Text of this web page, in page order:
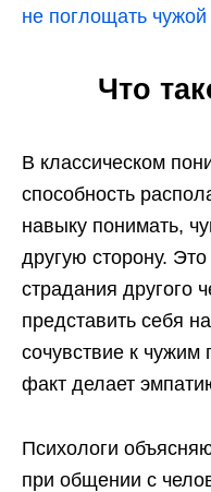
не поглощать чужой
Что
В классическом
способность
навыку понимать,
другую сторону.
страдания другого
представить себя
сочувствие к
факт делает
Психологи
при общении с